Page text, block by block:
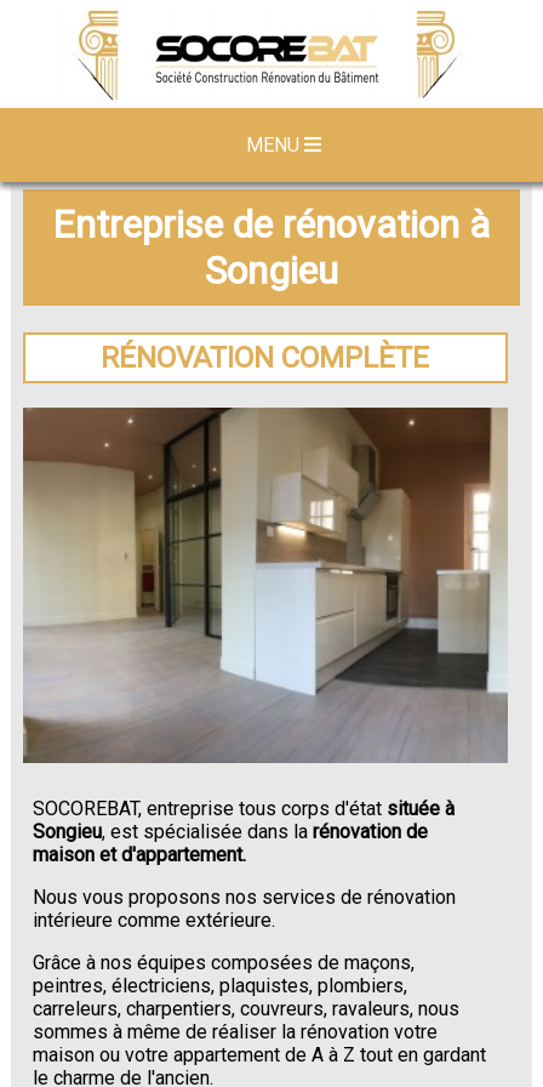
MENU
Entreprise de rénovation à
Songieu
RÉNOVATION COMPLÈTE
SOCOREBAT, entreprise tous corps d'état située à
Songieu, est spécialisée dans larénovation de
maison et d'appartement.
Nous vous proposons nos services de rénovation
intérieure comme extérieure.
Grâce à nos équipes composées de maçons,
peintres, électriciens, plaquistes, plombiers,
carreleurs, charpentiers, couvreurs, ravaleurs, nous
sommes à même de réaliser la rénovation votre
maison ou votre appartement de A à Z tout en gardant
le charme de l'ancien.